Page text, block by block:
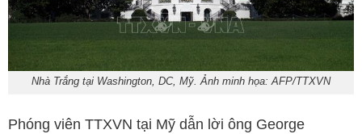
Nhà Trắng tại Washington, DC, Mỹ. Ảnh minh họa: AFP/TTXVN
Phóng viên TTXVN tại Mỹ dẫn lời ông George